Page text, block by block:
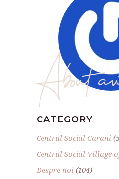
About
CATEGORY
Centrul Social Carani
Centrul Social Village
Despre noi (104)